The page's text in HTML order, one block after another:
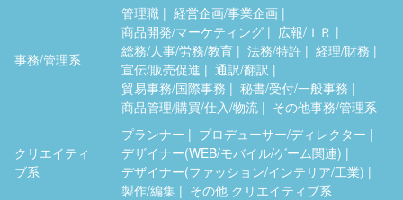
事務/管理系
管理職
経営企画/事業企画
商品開発/マーケティング
広報/ＩＲ
総務/人事/労務/教育
法務/特許
経理/財務
宣伝/販売促進
通訳/翻訳
貿易事務/国際事務
秘書/受付/一般事務
商品管理/購買/仕入/物流
その他事務/管理系
クリエイティ
ブ系
プランナー
プロデューサー/ディレクター
デザイナー(WEB/モバイル/ゲーム関連)
デザイナー(ファッション/インテリア/工業)
製作/編集
その他 クリエイティブ系